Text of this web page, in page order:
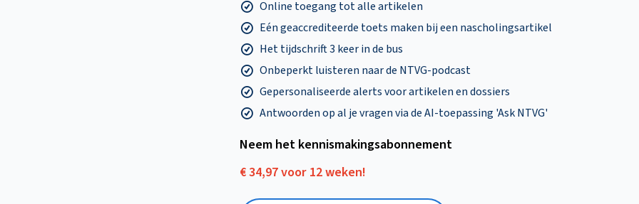
Online toegang tot alle artikelen
Eén geaccrediteerde toets maken bij een nascholingsartikel
Het tijdschrift 3 keer in de bus
Onbeperkt luisteren naar de NTVG-podcast
Gepersonaliseerde alerts voor artikelen en dossiers
Antwoorden op al je vragen via de AI-toepassing 'Ask NTVG'
Neem het kennismakings­abonnement
€ 34,97 voor 12 weken!